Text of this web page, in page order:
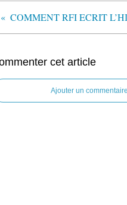
cet article
Ajouter un commentaire